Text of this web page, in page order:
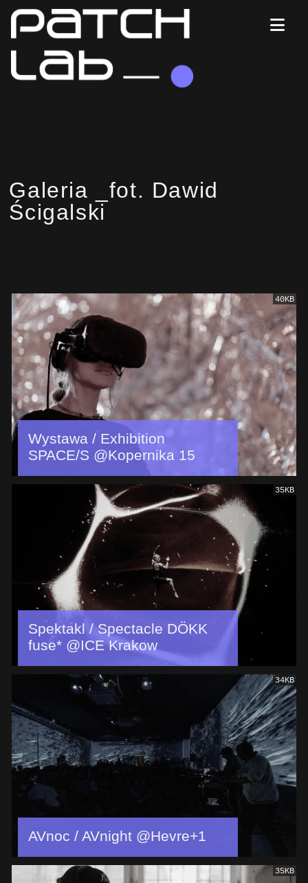
Galeria _fot. Dawid
Ścigalski
40KB
Wystawa / Exhibition
SPACE/S @Kopernika 15
35KB
Spektakl / Spectacle DÖKK
fuse* @ICE Krakow
34KB
AVnoc / AVnight @Hevre+1
35KB